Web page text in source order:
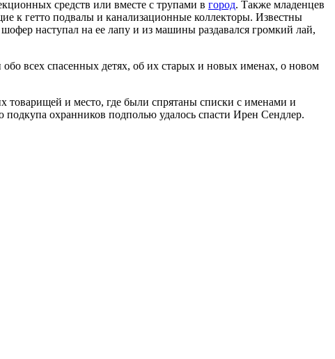
средств или вместе с трупами в город. Также младенцев
к гетто подвалы и канализационные коллекторы. Известны
наступал на ее лапу и из машины раздавался громкий лай,
всех спасенных детях, об их старых и новых именах, о новом
товарищей и место, где были спрятаны списки с именами и
охранников подполью удалось спасти Ирен Сендлер.